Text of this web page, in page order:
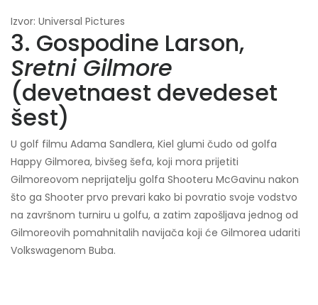
Izvor: Universal Pictures
3. Gospodine Larson,
Sretni Gilmore
(devetnaest devedeset
šest)
U golf filmu Adama Sandlera, Kiel glumi čudo od golfa
Happy Gilmorea, bivšeg šefa, koji mora prijetiti
Gilmoreovom neprijatelju golfa Shooteru McGavinu nakon
što ga Shooter prvo prevari kako bi povratio svoje vodstvo
na završnom turniru u golfu, a zatim zapošljava jednog od
Gilmoreovih pomahnitalih navijača koji će Gilmorea udariti
Volkswagenom Buba.